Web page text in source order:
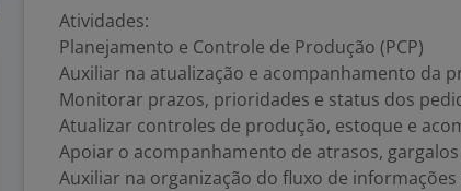
Atividades:
Planejamento e Controle de Produção (PCP)
Auxiliar na atualização e acompanhamento da
Monitorar prazos, prioridades e status dos
Atualizar controles de produção, estoque e
Apoiar o acompanhamento de atrasos,
Auxiliar na organização do fluxo de